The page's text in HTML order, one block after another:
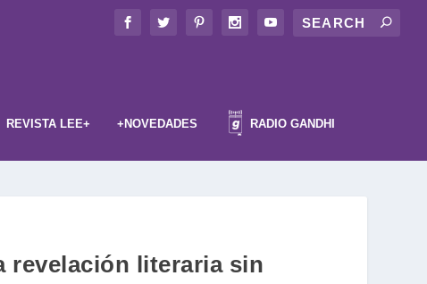
REVISTA LEE+ +NOVEDADES RADIO GANDHI
revelación literaria sin